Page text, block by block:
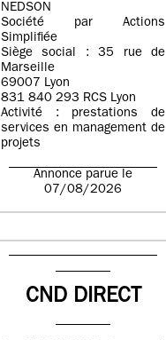
NEDSON
Société par Actions
Simplifiée
Siège social : 35 rue de
Marseille
69007 Lyon
831 840 293 RCS Lyon
Activité : prestations de
services en management de
projets
Annonce parue le
07/08/2026
CND DIRECT